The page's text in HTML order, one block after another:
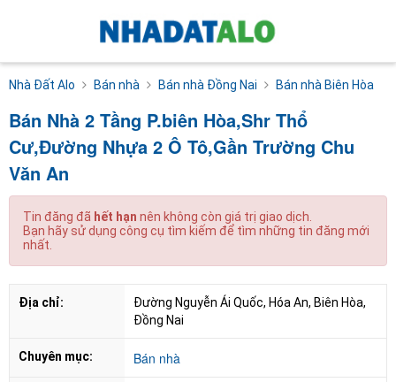
Nhà Đất Alo Bán nhà Bán nhà Đồng Nai Bán nhà Biên Hòa
Bán Nhà 2 Tầng P.biên Hòa,Shr Thổ
Cư,Đường Nhựa 2 Ô Tô,Gần Trường Chu
Văn An
Tin đăng đã hết hạn nên không còn giá trị giao dịch.
Bạn hãy sử dụng công cụ tìm kiếm để tìm những tin đăng mới
nhất.
Địa chỉ:
Đường Nguyễn Ái Quốc, Hóa An, Biên Hòa,
Đồng Nai
Chuyên mục: Bán nhà